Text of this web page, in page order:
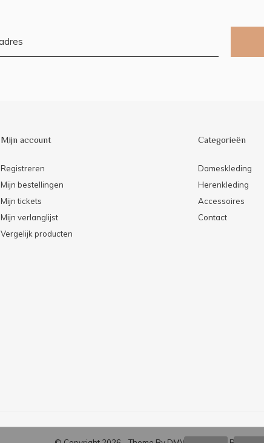
Mijn account
Registreren
Mijn bestellingen
Mijn tickets
Mijn verlanglijst
Vergelijk producten
Categorieën
Dameskleding
Herenkleding
Accessoires
Contact